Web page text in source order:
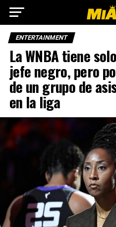
ENTERTAINMENT
La WNBA tiene
jefe negro, pero
de un grupo de
en la liga